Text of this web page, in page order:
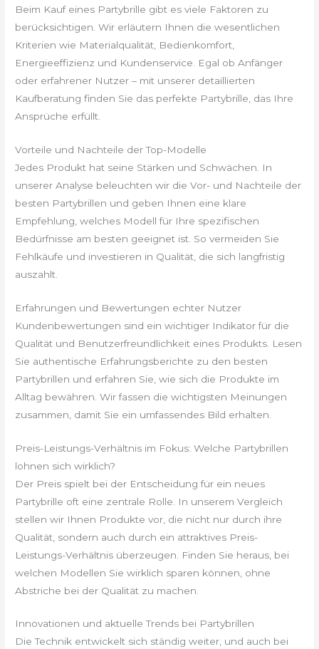
Beim Kauf eines Partybrille gibt es viele Faktoren zu
berücksichtigen. Wir erläutern Ihnen die wesentlichen
Kriterien wie Materialqualität, Bedienkomfort,
Energieeffizienz und Kundenservice. Egal ob Anfänger
oder erfahrener Nutzer – mit unserer detaillierten
Kaufberatung finden Sie das perfekte Partybrille, das Ihre
Ansprüche erfüllt.
Vorteile und Nachteile der Top-Modelle
Jedes Produkt hat seine Stärken und Schwächen. In
unserer Analyse beleuchten wir die Vor- und Nachteile der
besten Partybrillen und geben Ihnen eine klare
Empfehlung, welches Modell für Ihre spezifischen
Bedürfnisse am besten geeignet ist. So vermeiden Sie
Fehlkäufe und investieren in Qualität, die sich langfristig
auszahlt.
Erfahrungen und Bewertungen echter Nutzer
Kundenbewertungen sind ein wichtiger Indikator für die
Qualität und Benutzerfreundlichkeit eines Produkts. Lesen
Sie authentische Erfahrungsberichte zu den besten
Partybrillen und erfahren Sie, wie sich die Produkte im
Alltag bewähren. Wir fassen die wichtigsten Meinungen
zusammen, damit Sie ein umfassendes Bild erhalten.
Preis-Leistungs-Verhältnis im Fokus: Welche Partybrillen
lohnen sich wirklich?
Der Preis spielt bei der Entscheidung für ein neues
Partybrille oft eine zentrale Rolle. In unserem Vergleich
stellen wir Ihnen Produkte vor, die nicht nur durch ihre
Qualität, sondern auch durch ein attraktives Preis-
Leistungs-Verhältnis überzeugen. Finden Sie heraus, bei
welchen Modellen Sie wirklich sparen können, ohne
Abstriche bei der Qualität zu machen.
Innovationen und aktuelle Trends bei Partybrillen
Die Technik entwickelt sich ständig weiter, und auch bei